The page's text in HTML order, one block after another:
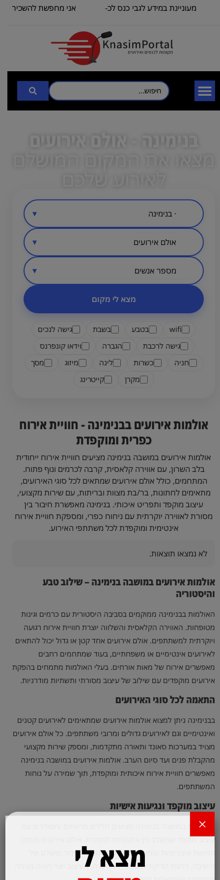
מעוניינת במידע לגבי כנס לכ-
אני מחפשת להשכיר
בנימינה - אולם אירועים
אזור בארץ
סיווג מקום
מספר אנשים
מצא לי מקום
wifi בטבע בשבת
גישה לנכים
גישה לרכבת
הגברה
וידאו קונפרנס
חניה
כשרות לינה מיזוג
מסך
מקרן
קייטרינג
אולמות אירועים בבנימינה - חוויית אירוח
כפרית ומוקפדת
אולמות אירועים במושבה בנימינה מציעים חוויית אירוח ייחודית
בלב השרון, עם אווירה קלאסית, קרבה לכרמים ונוף פתוח.
המתחמים, כולל אולם אירועים שמתאים לכל סוגי האירועים,
מתאימים לחתונות, בר/בת מצוות ובריתות, עם שירות מקצועי,
עיצוב מוקפד ותפריט איכותי. בנימינה מאפשרת חיבור בין
מסורת לאווירה יוקרתית עם ניחוח כפרי, ומספקת חוויית אירוח
אינטימית ומוקפדת לכל משתתפי האירוע.
לא נמצאו תוצאות.
אולמות אירועים במושבה בנימינה – שילוב טבע
והיסטוריה
האולמות בבנימינה ממוקמים בסביבה היסטורית עם כרמים וגינות
מטופחות. האווירה הקלאסית והשלווה יוצרת חוויית אירוח רגועה
ויוקרתית למשתתפים. אולם אירועים אחד קטן או גדול יכול להתאים
לאירועים אינטימיים או משפחתיים, בעוד שמתחמים רחבים
מאפשרים אירוח של מאות אורחים. בעלי האולמות מתמחים בהפקת
אירועים מוקפדים עם שילוב של עיצוב מסורתי ותשתיות מודרניות.
התאמה לכל סוגי האירועים
בבנימינה ניתן למצוא אולמות אירועים שמתאימים לאירועים קטנים
ואינטימיים וגם לאירועים גדולים ומרובי משתתפים. כל אולם אירועים
מצויד במערכות סאונד ותאורה מתקדמות, ומספק שירות מקצועי
מהקבלת פנים ועד סיום הערב. אולמות אירועים במושבה בנימינה
מאפשרים חוויית אירוח איכותית ומוקפדת, תוך שמירה על נוחות
המשתתפים.
עיצוב מוקפד ונגיעות אישיות
האולמות במושבה בנימינה מציעים חללים מרווחים ומסודרים עם
עיצוב מוקפד שמשלב בין אלגנטיות למסורת. אולם אירועים מספק
תחושת אינטימיות ונוחות אישית, עם דגש על סידור מושלם של
הישיבה, רחבת הריקודים ואזורי ההסעדה. העיצוב יוצר חוויה נעימה
מצא לי
×